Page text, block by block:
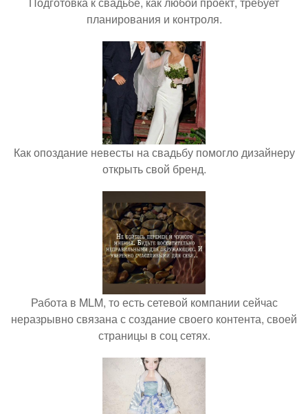
планирования и контроля.
Как опоздание невесты на свадьбу помогло дизайнеру
открыть свой бренд.
Работа в MLM, то есть сетевой компании сейчас
неразрывно связана с создание своего контента, своей
страницы в соц сетях.